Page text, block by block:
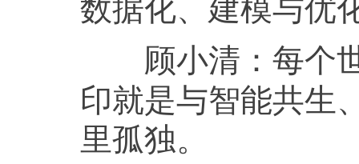
顾小清： 每个
印就是与智能共生
里孤独。